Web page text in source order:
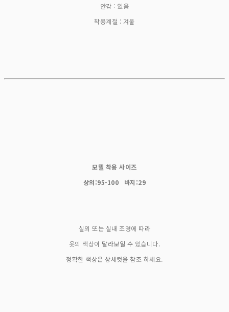
안감 : 있음
착용계절 : 겨울
모델 착용 사이즈
상의:95-100 바지:29
실외 또는 실내 조명에 따라
옷의 색상이 달라보일 수 있습니다.
정확한 색상은 상세컷을 참조 하세요.